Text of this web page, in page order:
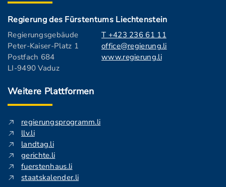
Regierung des Fürstentums Liechtenstein
Regierungsgebäude
Peter-Kaiser-Platz 1
Postfach 684
LI-9490 Vaduz
T +423 236 61 11
office@regierung.li
www.regierung.li
Weitere Plattformen
regierungsprogramm.li
llv.li
landtag.li
gerichte.li
fuerstenhaus.li
staatskalender.li